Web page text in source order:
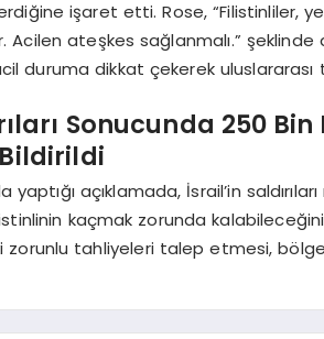
işaret etti. Rose, “Filistinliler,
ateşkes sağlanmalı.” şeklinde
duruma dikkat çekerek
Sonucunda 250
yaptığı açıklamada, İsrail’in
kaçmak zorunda
zorunlu tahliyeleri talep etmesi,